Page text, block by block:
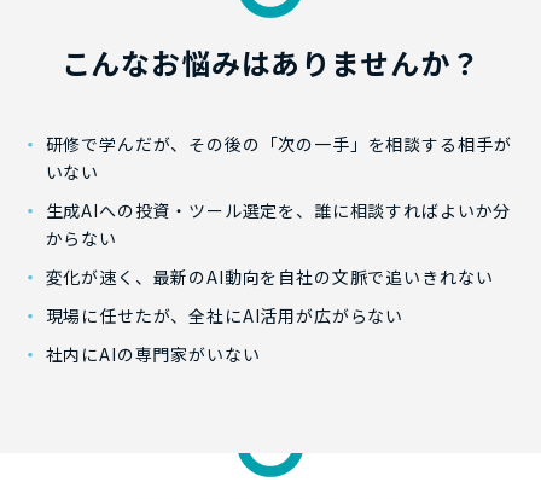
こんなお悩みはありませんか？
・ 研修で学んだが、その後の「次の一手」を相談する相手が
いない
・ 生成AIへの投資・ツール選定を、誰に相談すればよいか分
からない
・ 変化が速く、最新のAI動向を自社の文脈で追いきれない
・ 現場に任せたが、全社にAI活用が広がらない
・ 社内にAIの専門家がいない